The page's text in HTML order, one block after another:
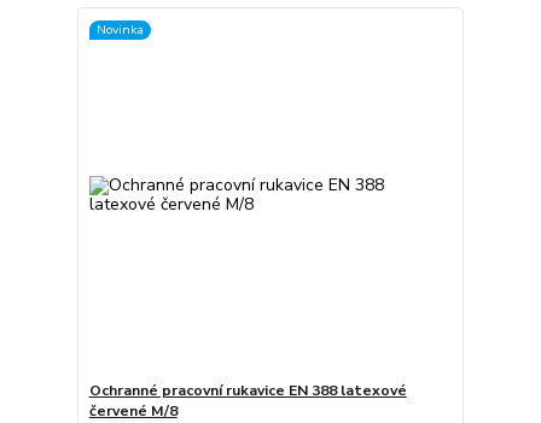
Novinka
Ochranné pracovní rukavice EN 388 latexové
červené M/8